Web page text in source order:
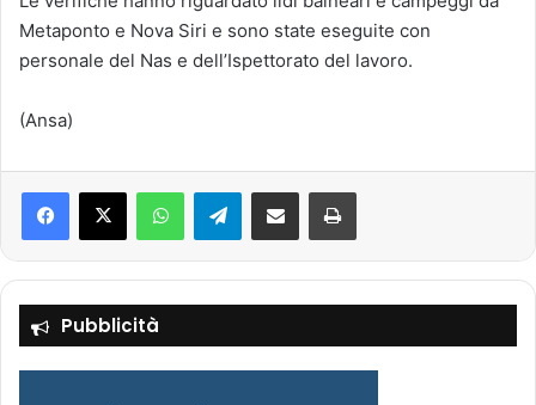
Metaponto e Nova Siri e sono state eseguite con
personale del Nas e dell’Ispettorato del lavoro.
(Ansa)
Telegram
Pubblicità